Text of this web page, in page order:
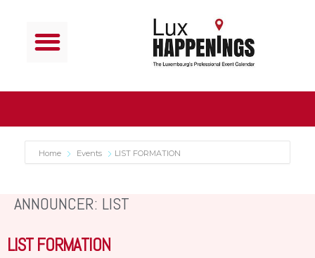
Home Events LIST FORMATION
ANNOUNCER: LIST
LIST FORMATION